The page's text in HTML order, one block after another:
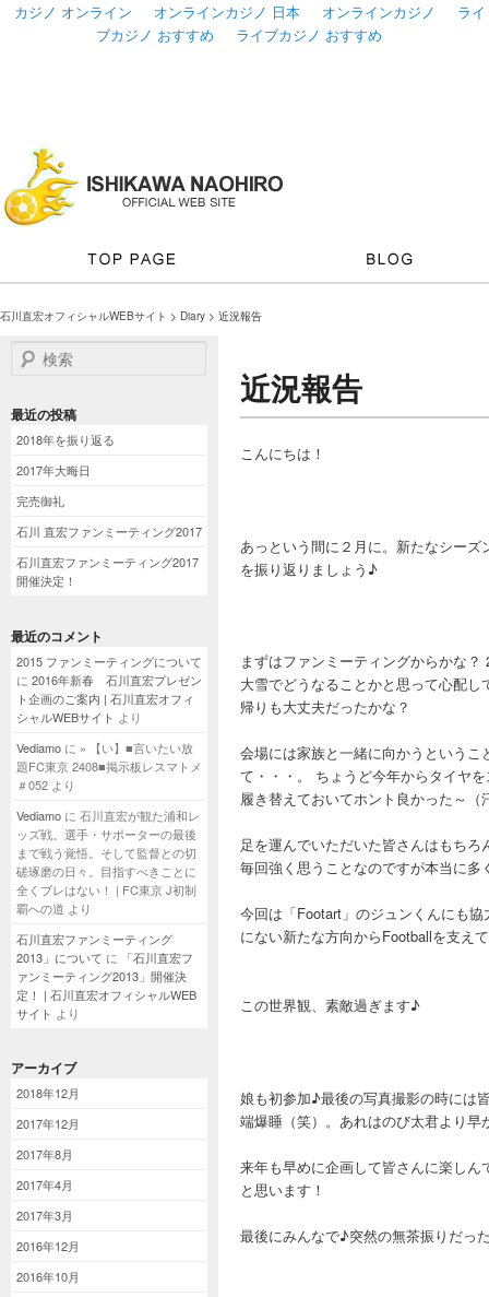
カジノ オンライン オンラインカジノ 日本 オンラインカジノ
ライ
ブカジノ おすすめ
ライブカジノ おすすめ
石川直宏オフィシャルWEBサイト > Diary > 近況報告
検索
最近の投稿
2018年を振り返る
2017年大晦日
完売御礼
石川 直宏ファンミーティング2017
石川直宏ファンミーティング2017
開催決定！
最近のコメント
2015 ファンミーティングについて
に 2016年新春 石川直宏プレゼン
ト企画のご案内 | 石川直宏オフィ
シャルWEBサイト より
Vediamo に » 【い】■言いたい放
題FC東京 2408■掲示板レスマトメ
＃052 より
Vediamo に 石川直宏が観た浦和レ
ッズ戦。選手・サポーターの最後
まで戦う覚悟。そして監督との切
磋琢磨の日々。目指すべきことに
全くブレはない！ | FC東京 J初制
覇への道 より
石川直宏ファンミーティング
2013」について に
「石川直宏フ
ァンミーティング2013」開催決
定！ | 石川直宏オフィシャルWEB
サイト より
アーカイブ
2018年12月
2017年12月
2017年8月
2017年4月
2017年3月
2016年12月
2016年10月
近況報告
こんにちは！
あっという間に２月に。新たなシー
を振り返りましょう♪
まずはファンミーティングからかな
大雪でどうなることかと思って心配
帰りも大丈夫だったかな？
会場には家族と一緒に向かうという
て・・・。 ちょうど今年からタイヤ
履き替えておいてホント良かった～（
足を運んでいただいた皆さんはもち
毎回強く思うことなのですが本当に
今回は「Footart」のジュンくんにも
にない新たな方向からFootballを支え
この世界観、素敵過ぎます♪
娘も初参加♪最後の写真撮影の時には
端爆睡（笑）。あれはのび太君より早
来年も早めに企画して皆さんに楽し
と思います！
最後にみんなで♪突然の無茶振りだっ